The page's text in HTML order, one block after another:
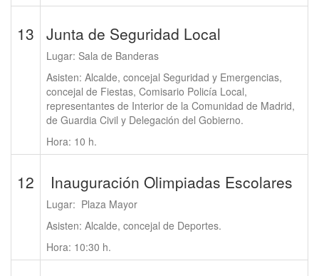
13 Junta de Seguridad Local
Lugar: Sala de Banderas
Asisten: Alcalde, concejal Seguridad y Emergencias,
concejal de Fiestas, Comisario Policía Local,
representantes de Interior de la Comunidad de Madrid,
de Guardia Civil y Delegación del Gobierno.
Hora: 10 h.
12 Inauguración Olimpiadas Escolares
Lugar: Plaza Mayor
Asisten: Alcalde, concejal de Deportes.
Hora: 10:30 h.